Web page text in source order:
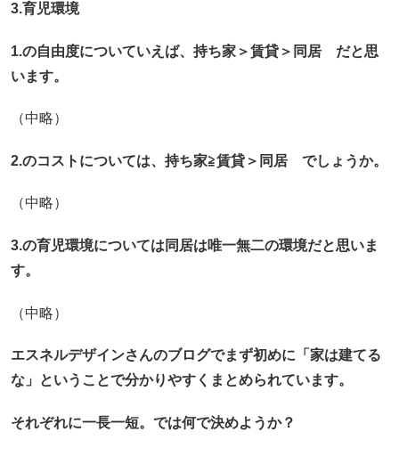
3.育児環境
1.の自由度についていえば、持ち家＞賃貸＞同居 だと思
います。
（中略）
2.のコストについては、持ち家≧賃貸＞同居 でしょうか。
（中略）
3.の育児環境については同居は唯一無二の環境だと思いま
す。
（中略）
エスネルデザインさんのブログでまず初めに「家は建てる
な」ということで分かりやすくまとめられています。
それぞれに一長一短。では何で決めようか？